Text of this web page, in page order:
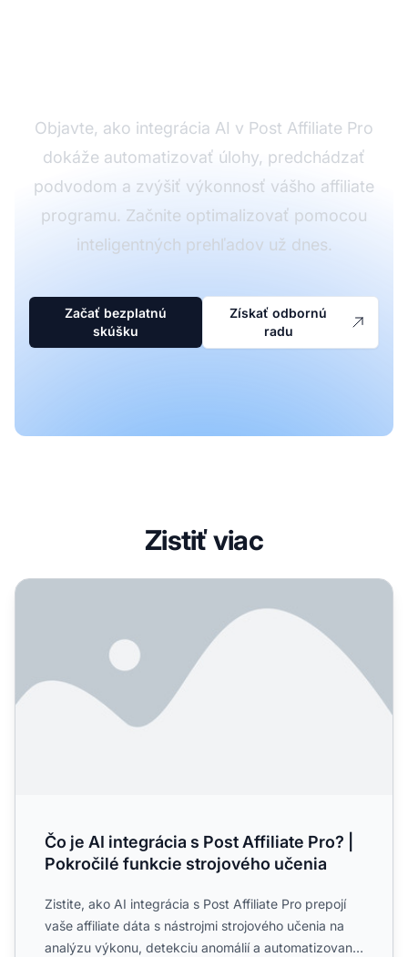
Objavte, ako integrácia AI v Post Affiliate Pro
dokáže automatizovať úlohy, predchádzať
podvodom a zvýšiť výkonnosť vášho affiliate
programu. Začnite optimalizovať pomocou
inteligentných prehľadov už dnes.
Začať bezplatnú
skúšku
Získať odbornú
radu
Zistiť viac
Čo je AI integrácia s Post Affiliate Pro? | Pokročilé
Čo je AI integrácia s Post Affiliate Pro? |
Pokročilé funkcie strojového učenia
Zistite, ako AI integrácia s Post Affiliate Pro prepojí
vaše affiliate dáta s nástrojmi strojového učenia na
analýzu výkonu, detekciu anomálií a automatizované